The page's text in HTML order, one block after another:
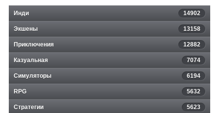
Инди 14902
Экшены 13158
Приключения 12882
Казуальная 7074
Симуляторы 6194
RPG 5632
Стратегии 5623